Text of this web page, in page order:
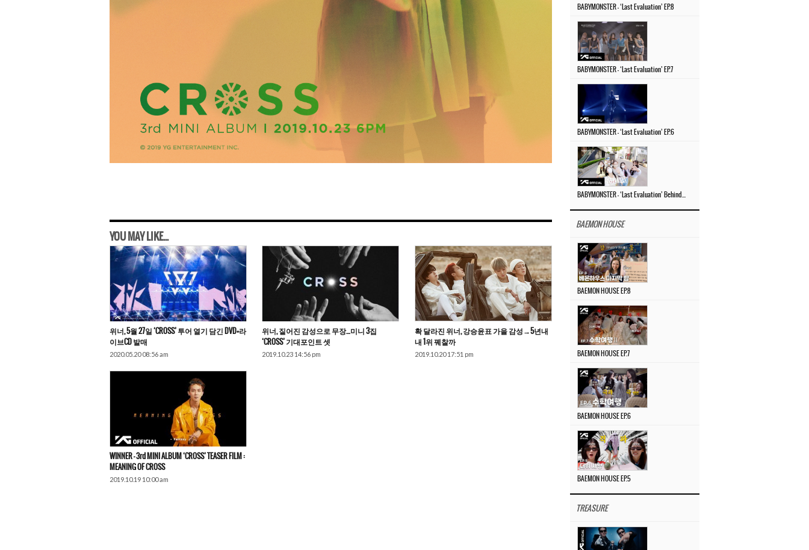
YOU MAY LIKE...
위너, 5월 27일 ‘CROSS’ 투어 열기 담긴 DVD+라
이브CD 발매
2020.05.20 08:56 am
위너, 짙어진 감성으로 무장…미니 3집
‘CROSS’ 기대포인트 셋
2019.10.23 14:56 pm
확 달라진 위너, 강승윤표 가을 감성→5년내
내 1위 꿰찰까
2019.10.20 17:51 pm
WINNER – 3rd MINI ALBUM ‘CROSS’ TEASER FILM :
MEANING OF CROSS
2019.10.19 10:00 am
BABYMONSTER – ‘Last Evaluation’ EP.8
BABYMONSTER – ‘Last Evaluation’ EP.7
BABYMONSTER – ‘Last Evaluation’ EP.6
BAEMON HOUSE
BAEMON HOUSE EP.8
BAEMON HOUSE EP.7
BAEMON HOUSE EP.6
BAEMON HOUSE EP.5
TREASURE